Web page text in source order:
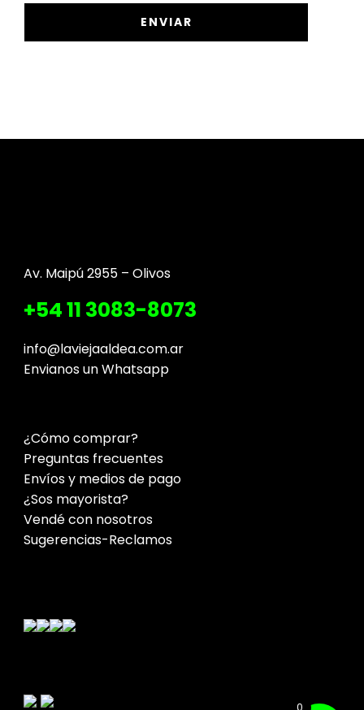
Av. Maipú 2955 – Olivos
+54 11 3083-8073
info@laviejaaldea.com.ar
Envianos un Whatsapp
¿Cómo comprar?
Preguntas frecuentes
Envíos y medios de pago
¿Sos mayorista?
Vendé con nosotros
Sugerencias-Reclamos